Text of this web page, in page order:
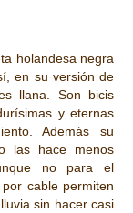
holandesa negra
en su versión de
llana. Son bicis
y eternas
Además su
las hace menos
no para el
cable permiten
sin hacer casi